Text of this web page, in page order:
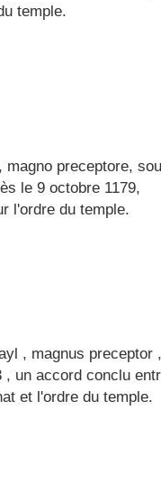
temple.
magno preceptore,
le 9 octobre 1179,
l'ordre du temple.
, magnus preceptor ,
, un accord conclu
et l'ordre du temple.